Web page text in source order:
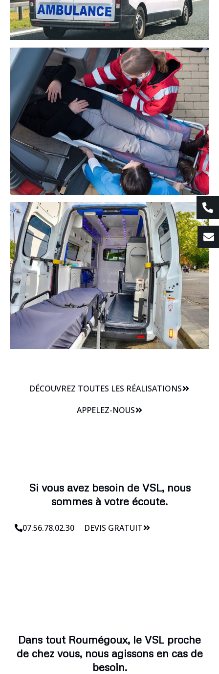
DÉCOUVREZ TOUTES LES RÉALISATIONS
APPELEZ-NOUS
Si vous avez besoin de VSL, nous
sommes à votre écoute.
07.56.78.02.30 DEVIS GRATUIT
Dans tout Roumégoux, le VSL proche
de chez vous, nous agissons en cas de
besoin.